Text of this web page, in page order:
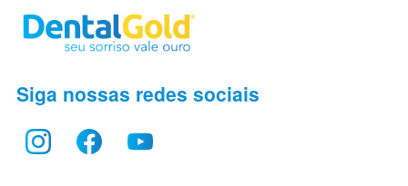
Siga nossas redes sociais